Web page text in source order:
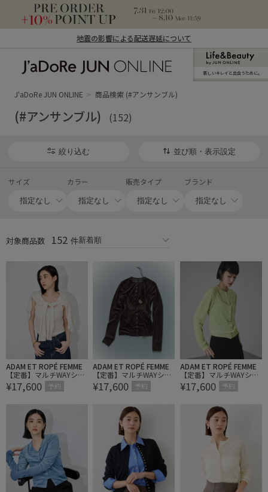
地震の影響による配送遅延について
ン オンライン）
新しいキレイと出合うために。
J'aDoRe JUN ONLINE 商品検索 (#アンサンブル)
(#アンサンブル) (152)
絞り込む 並び順・表示設定
サイズ カラー 販売タイプ ブランド
対象商品数 152 件
ADAM ET ROPÉ FEMME
【定番】マルチWAYシア
ートリコットベロアカー
ディガン
¥17,600 予約
ADAM ET ROPÉ FEMME
【定番】マルチWAYシア
ートリコットベロアカー
ディガン
¥17,600 予約
ADAM ET ROPÉ FEMME
【定番】マルチWAYシア
ートリコットベロアカー
ディガン
¥17,600 予約